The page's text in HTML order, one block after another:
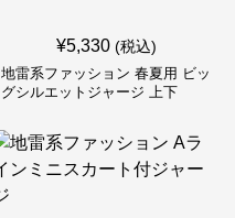
¥5,330 (税込)
地雷系ファッション 春夏用 ビッ
グシルエットジャージ 上下